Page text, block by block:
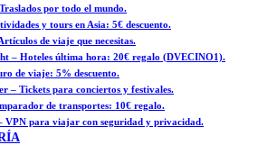
por todo el mundo.
y tours en Asia: 5€ descuento.
de viaje que necesitas.
– Hoteles última hora: 20€ regalo (DVECINO1).
de viaje: 5% descuento.
– Tickets para conciertos y festivales.
de transportes: 10€ regalo.
VPN para viajar con seguridad y privacidad.